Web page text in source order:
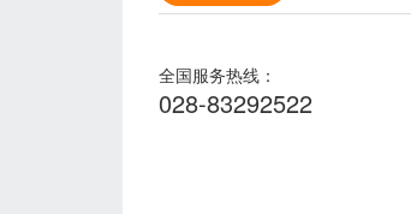
全国服务热线：
028-83292522